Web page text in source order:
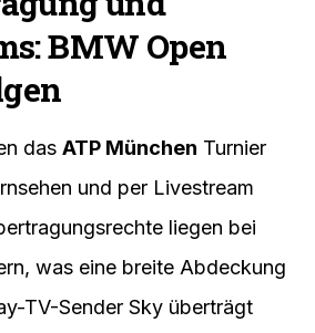
BMW Open
das ATP München Turnier
und per Livestream
liegen bei
was eine breite Abdeckung
TV-Sender Sky überträgt